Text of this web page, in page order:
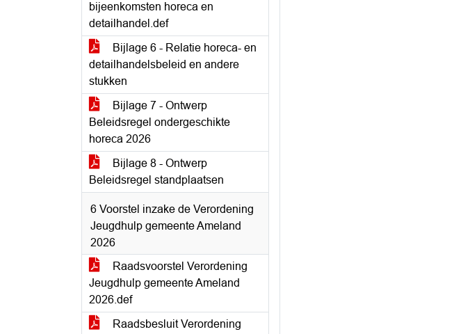
bijeenkomsten horeca en
detailhandel.def
Bijlage 6 - Relatie horeca- en
detailhandelsbeleid en andere
stukken
Bijlage 7 - Ontwerp
Beleidsregel ondergeschikte
horeca 2026
Bijlage 8 - Ontwerp
Beleidsregel standplaatsen
6 Voorstel inzake de Verordening
Jeugdhulp gemeente Ameland
2026
Raadsvoorstel Verordening
Jeugdhulp gemeente Ameland
2026.def
Raadsbesluit Verordening